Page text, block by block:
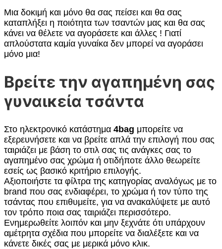
Μια δοκιμή και μόνο θα σας πείσει και θα σας
καταπλήξει η ποιότητα των τσαντών μας και θα σας
κάνει να θέλετε να αγοράσετε και άλλες ! Γιατί
απλούστατα καμία γυναίκα δεν μπορεί να αγοράσει
μόνο μια!
Βρείτε την αγαπημένη σας
γυναικεία τσάντα
Στο ηλεκτρονικό κατάστημα 4bag μπορείτε να
εξερευνήσετε και να βρείτε απλά την επιλογή που σας
ταιριάζει με βάση το στιλ σας τις ανάγκες σας το
αγαπημένο σας χρώμα ή οτιδήποτε άλλο θεωρείτε
εσείς ως βασικό κριτήριο επιλογής.
Αξιοποιήστε τα φίλτρα της κατηγορίας αναλόγως με το
brand που σας ενδιαφέρει, το χρώμα ή τον τύπο της
τσάντας που επιθυμείτε, για να ανακαλύψετε με αυτό
τον τρόπο ποια σας ταιριάζει περισσότερο.
Ενημερωθείτε λοιπόν και μην ξεχνάτε ότι υπάρχουν
αμέτρητα σχέδια που μπορείτε να διαλέξετε και να
κάνετε δικές σας με μερικά μόνο κλικ.